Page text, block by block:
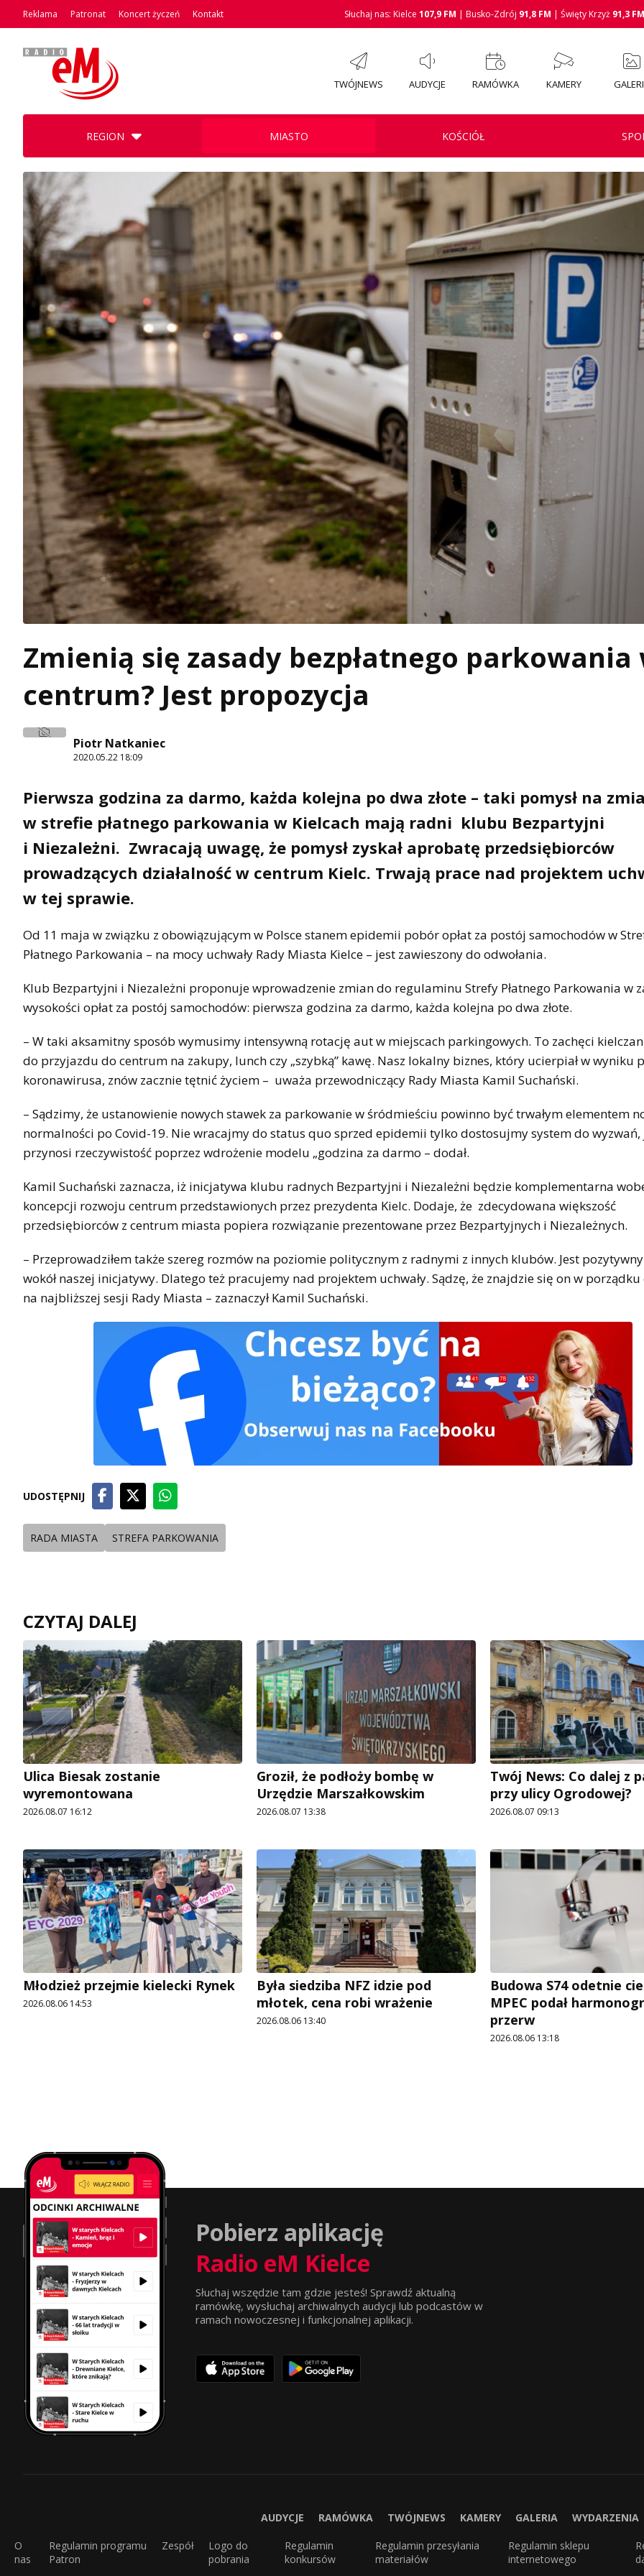
Reklama Patronat Koncert życzeń Kontakt Słuchaj nas: Kielce 107,9 FM | Busko-Zdrój 91,8 FM | Święty Krzyż 91,3 FM
TWÓJNEWS AUDYCJE RAMÓWKA KAMERY
REGION MIASTO KOŚCIÓŁ
Zmienią się zasady bezpłatnego parkowania
centrum? Jest propozycja
Piotr Natkaniec
2020.05.22 18:09
Pierwsza godzina za darmo, każda kolejna po dwa złote – taki pomysł na
w strefie płatnego parkowania w Kielcach mają radni klubu Bezpartyjni
i Niezależni. Zwracają uwagę, że pomysł zyskał aprobatę przedsiębiorców
prowadzących działalność w centrum Kielc. Trwają prace nad projektem
w tej sprawie.
Od 11 maja w związku z obowiązującym w Polsce stanem epidemii pobór opłat za postój samochodów w
Płatnego Parkowania – na mocy uchwały Rady Miasta Kielce – jest zawieszony do odwołania.
Klub Bezpartyjni i Niezależni proponuje wprowadzenie zmian do regulaminu Strefy Płatnego Parkowania w
wysokości opłat za postój samochodów: pierwsza godzina za darmo, każda kolejna po dwa złote.
– W taki aksamitny sposób wymusimy intensywną rotację aut w miejscach parkingowych. To zachęci kielczan
do przyjazdu do centrum na zakupy, lunch czy „szybką” kawę. Nasz lokalny biznes, który ucierpiał w wyniku
koronawirusa, znów zacznie tętnić życiem – uważa przewodniczący Rady Miasta Kamil Suchański.
– Sądzimy, że ustanowienie nowych stawek za parkowanie w śródmieściu powinno być trwałym elementem
normalności po Covid-19. Nie wracajmy do status quo sprzed epidemii tylko dostosujmy system do wyzwań,
przynosi rzeczywistość poprzez wdrożenie modelu „godzina za darmo – dodał.
Kamil Suchański zaznacza, iż inicjatywa klubu radnych Bezpartyjni i Niezależni będzie komplementarna
koncepcji rozwoju centrum przedstawionych przez prezydenta Kielc. Dodaje, że zdecydowana większość
przedsiębiorców z centrum miasta popiera rozwiązanie prezentowane przez Bezpartyjnych i Niezależnych.
– Przeprowadziłem także szereg rozmów na poziomie politycznym z radnymi z innych klubów. Jest
wokół naszej inicjatywy. Dlatego też pracujemy nad projektem uchwały. Sądzę, że znajdzie się on w
na najbliższej sesji Rady Miasta – zaznaczył Kamil Suchański.
UDOSTĘPNIJ
RADA MIASTA STREFA PARKOWANIA
CZYTAJ DALEJ
Ulica Biesak zostanie
wyremontowana
2026.08.07 16:12
Groził, że podłoży bombę w
Urzędzie Marszałkowskim
2026.08.07 13:38
Twój News: Co dalej z
przy ulicy Ogrodowej?
2026.08.07 09:13
Młodzież przejmie kielecki Rynek
2026.08.06 14:53
Była siedziba NFZ idzie pod
młotek, cena robi wrażenie
2026.08.06 13:40
Budowa S74 odetnie
MPEC podał
przerw
2026.08.06 13:18
Pobierz aplikację
Radio eM Kielce
Słuchaj wszędzie tam gdzie jesteś! Sprawdź aktualną
ramówkę, wysłuchaj archiwalnych audycji lub podcastów w
ramach nowoczesnej i funkcjonalnej aplikacji.
AUDYCJE RAMÓWKA TWÓJNEWS KAMERY GALERIA WYDARZENIA
O
nas
Regulamin programu
Patron
Zespół
Logo do
pobrania
Regulamin
konkursów
Regulamin przesyłania
materiałów
Regulamin sklepu
internetowego